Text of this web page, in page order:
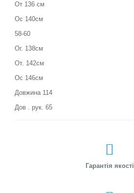
От 136 см
Ос 140см
58-60
Ог. 138см
От. 142см
Ос 146см
Довжина 114
Дов . рук. 65
Гарантія якості